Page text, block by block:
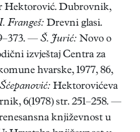
Hektorović. Dubrovnik,
Frangeš: Drevni glasi.
— Š. Jurić: Novo o
izvještaj Centra za
hvarske, 1977, 86,
Hektorovićeva
6(1978) str. 251–258. —
književnost u